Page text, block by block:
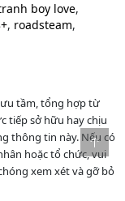
boy love,
, roadsteam,
tầm, tổng hợp từ
tiếp sở hữu hay chịu
thông tin này. Nếu có
hoặc tổ chức, vui
xem xét và gỡ bỏ